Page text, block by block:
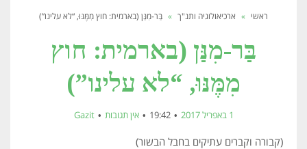
ראשי » ארכיאולוגיה ותנ"ך » בַּר-מִנַּן (בארמית: חוץ מִמֶּנּוּ, “לא עלינו”)
בַּר-מִנַּן (בארמית: חוץ
מִמֶּנּוּ, “לא עלינו”)
1 באפריל 2017 19:42 אין תגובות Gazit
(קבורה וקברים עתיקים בחבל הבשור)